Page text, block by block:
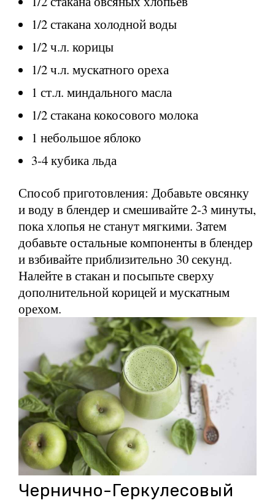
1/2 стакана холодной воды
1/2 ч.л. корицы
1/2 ч.л. мускатного ореха
1 ст.л. миндального масла
1/2 стакана кокосового молока
1 небольшое яблоко
3-4 кубика льда
Способ приготовления: Добавьте овсянку
и воду в блендер и смешивайте 2-3 минуты,
пока хлопья не станут мягкими. Затем
добавьте остальные компоненты в блендер
и взбивайте приблизительно 30 секунд.
Налейте в стакан и посыпьте сверху
дополнительной корицей и мускатным
орехом.
Чернично-Геркулесовый